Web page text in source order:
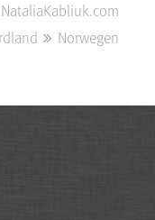
Norwegen